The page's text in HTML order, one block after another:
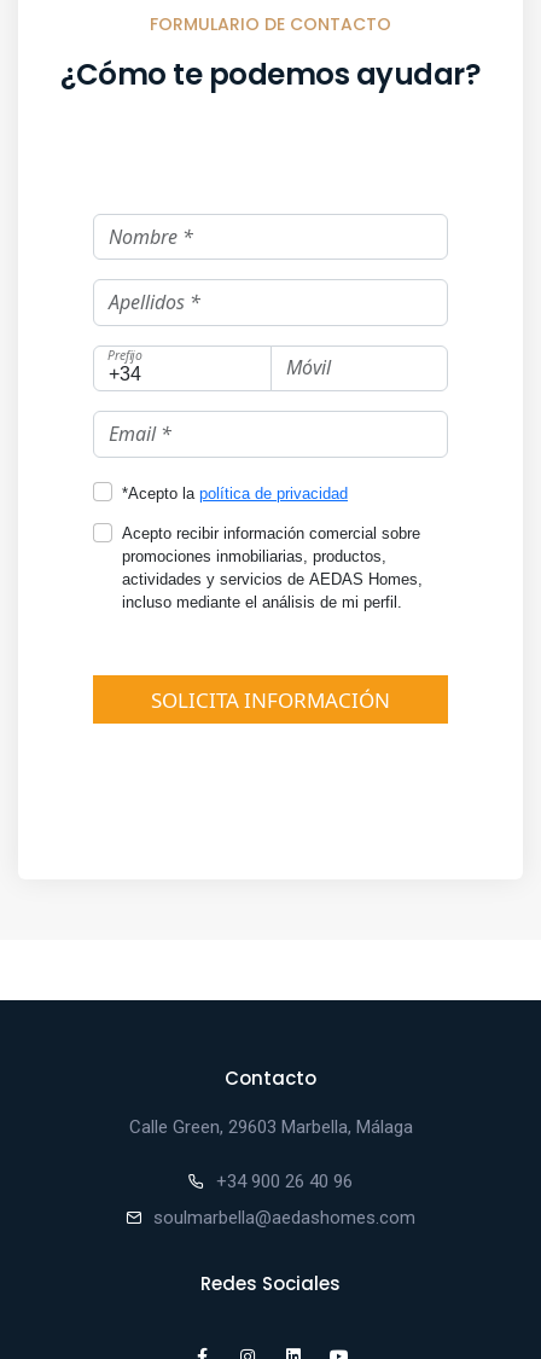
FORMULARIO DE CONTACTO
¿Cómo te podemos ayudar?
Contacto
Calle Green, 29603 Marbella, Málaga
+34 900 26 40 96
soulmarbella@aedashomes.com
Redes Sociales